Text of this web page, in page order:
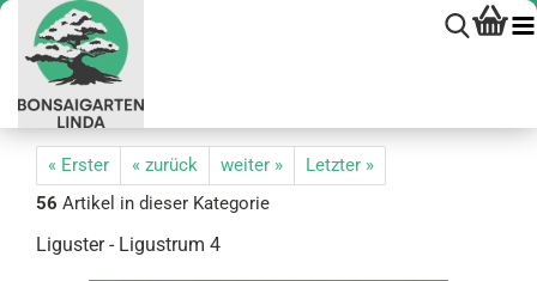
« Erster « zurück weiter »
Letzter »
56 Artikel in dieser Kategorie
Li­gus­ter - Li­gustrum 4